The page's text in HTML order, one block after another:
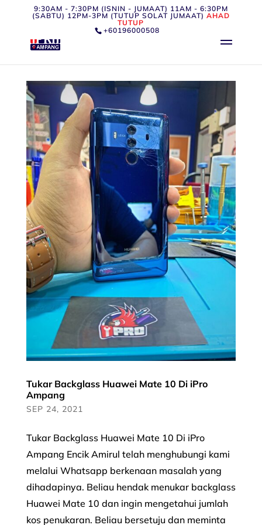
9:30AM - 7:30PM (ISNIN - JUMAAT) 11AM - 6:30PM
(SABTU) 12PM-3PM (TUTUP SOLAT JUMAAT) AHAD
TUTUP
+60196000508
Tukar Backglass Huawei Mate 10 Di iPro
Ampang
SEP 24, 2021
Tukar Backglass Huawei Mate 10 Di iPro
Ampang Encik Amirul telah menghubungi kami
melalui Whatsapp berkenaan masalah yang
dihadapinya. Beliau hendak menukar backglass
Huawei Mate 10 dan ingin mengetahui jumlah
kos penukaran. Beliau bersetuju dan meminta